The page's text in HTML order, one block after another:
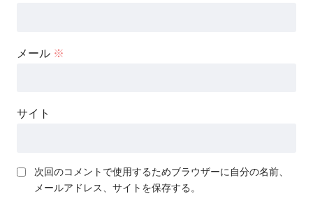
メール ※
サイト
次回のコメントで使用するためブラウザーに自分の名前、
メールアドレス、サイトを保存する。